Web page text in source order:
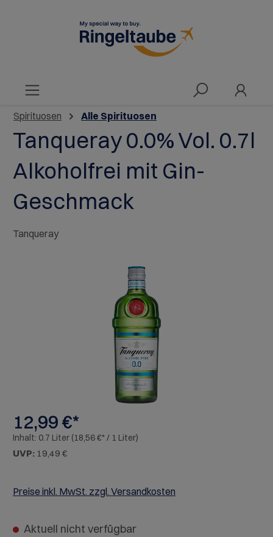
Spirituosen Alle Spirituosen
Tanqueray 0.0% Vol. 0.7l
Alkoholfrei mit Gin-
Geschmack
Tanqueray
12,99 €*
Inhalt: 0.7 Liter (18,56 €* / 1 Liter)
UVP: 19,49 €
Preise inkl. MwSt. zzgl. Versandkosten
Aktuell nicht verfügbar